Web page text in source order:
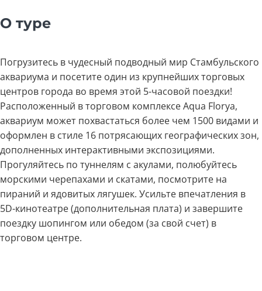
О туре
Погрузитесь в чудесный подводный мир Стамбульского
аквариума и посетите один из крупнейших торговых
центров города во время этой 5-часовой поездки!
Расположенный в торговом комплексе Aqua Florya,
аквариум может похвастаться более чем 1500 видами и
оформлен в стиле 16 потрясающих географических зон,
дополненных интерактивными экспозициями.
Прогуляйтесь по туннелям с акулами, полюбуйтесь
морскими черепахами и скатами, посмотрите на
пираний и ядовитых лягушек. Усильте впечатления в
5D-кинотеатре (дополнительная плата) и завершите
поездку шопингом или обедом (за свой счет) в
торговом центре.